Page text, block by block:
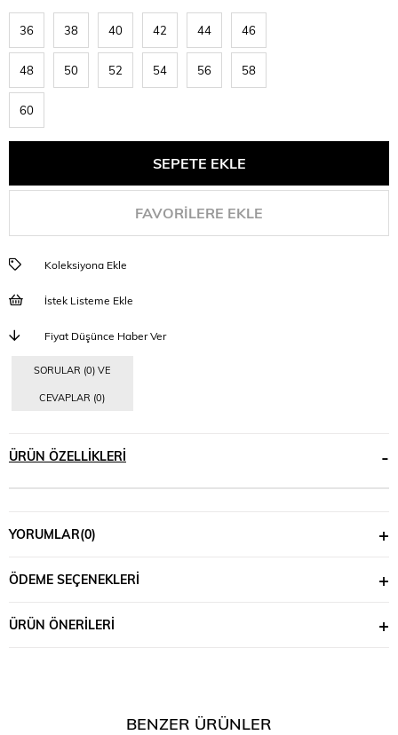
36 38 40 42 44 46
48 50 52 54 56 58
60
FAVORILERE EKLE
Koleksiyona Ekle
İstek Listeme Ekle
Fiyat Düşünce Haber Ver
SORULAR (0) VE
CEVAPLAR (0)
ÜRÜN ÖZELLIKLERI
YORUMLAR(0)
ÖDEME SEÇENEKLERI
ÜRÜN ÖNERILERI
BENZER ÜRÜNLER